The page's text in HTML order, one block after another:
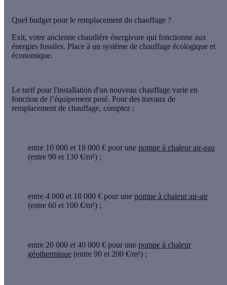
Quel budget pour le remplacement du chauffage ?
Exit, votre ancienne chaudière énergivore qui fonctionne aux
énergies fossiles. Place à un système de chauffage écologique et
économique.
Le tarif pour l'installation d'un nouveau chauffage varie en
fonction de l’équipement posé. Pour des travaux de
remplacement de chauffage, comptez :
entre 10 000 et 18 000 € pour une pompe à chaleur air-eau
(entre 90 et 130 €/m²) ;
entre 4 000 et 18 000 € pour une pompe à chaleur air-air
(entre 60 et 100 €/m²) ;
entre 20 000 et 40 000 € pour une pompe à chaleur
géothermique (entre 90 et 200 €/m²) ;